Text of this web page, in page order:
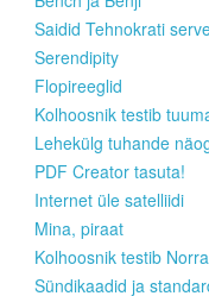
Saidid Tehnokrati
Serendipity
Flopireeglid
Kolhoosnik testib
Lehekülg tuhande
PDF Creator tasuta!
Internet üle satelliidi
Mina, piraat
Kolhoosnik testib
Sündikaadid ja